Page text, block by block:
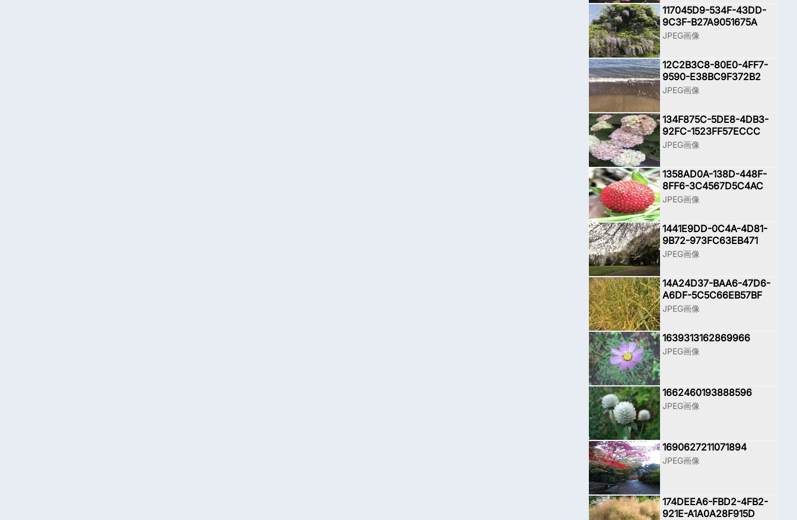
117045D9-534F-43DD-
9C3F-B27A9051675A
JPEG画像
12C2B3C8-80E0-4FF7-
9590-E38BC9F372B2
JPEG画像
134F875C-5DE8-4DB3-
92FC-1523FF57ECCC
JPEG画像
1358AD0A-138D-448F-
8FF6-3C4567D5C4AC
JPEG画像
1441E9DD-0C4A-4D81-
9B72-973FC63EB471
JPEG画像
14A24D37-BAA6-47D6-
A6DF-5C5C66EB57BF
JPEG画像
1639313162869966
JPEG画像
1662460193888596
JPEG画像
1690627211071894
JPEG画像
174DEEA6-FBD2-4FB2-
921E-A1A0A28F915D